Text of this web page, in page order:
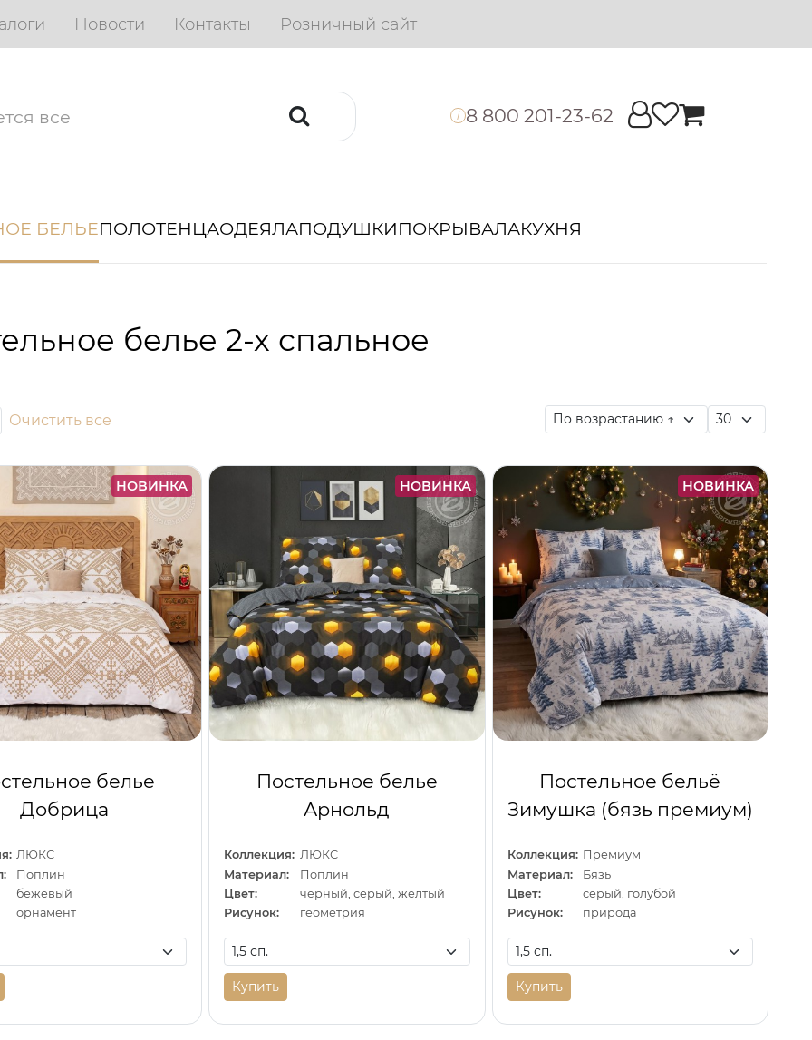
Новости Контакты Розничный сайт
i 8 800 201-23-62
БЕЛЬЕПОЛОТЕНЦАОДЕЯЛАПОДУШКИПОКРЫВАЛАКУХНЯ
белье 2-х спальное
Очистить все
НОВИНКА
белье
Добрица
ЛЮКС
Поплин
бежевый
орнамент
НОВИНКА
Постельное белье
Арнольд
Коллекция: ЛЮКС
Материал:
Поплин
Цвет:
черный, серый, желтый
Рисунок:
геометрия
Купить
НОВИНКА
Постельное бельё
Зимушка (бязь премиум)
Коллекция: Премиум
Материал:
Бязь
Цвет:
серый, голубой
Рисунок:
природа
Купить